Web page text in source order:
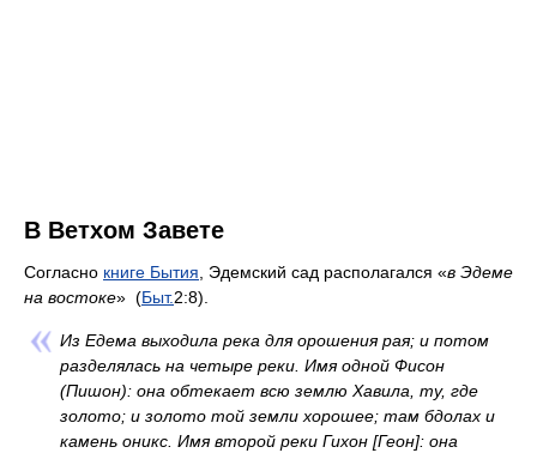
В Ветхом Завете
Согласно книге Бытия, Эдемский сад располагался «в Эдеме
на востоке» (Быт.2:8).
Из Едема выходила река для орошения рая; и потом
разделялась на четыре реки. Имя одной Фисон
(Пишон): она обтекает всю землю Хавила, ту, где
золото; и золото той земли хорошее; там бдолах и
камень оникс. Имя второй реки Гихон [Геон]: она